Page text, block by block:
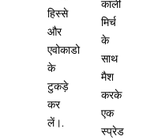
हिस्से
और
एवोकाडो
के
टुकड़े
कर
लें।.
काली
मिर्च
के
साथ
मैश
करके
एक
स्प्रेड